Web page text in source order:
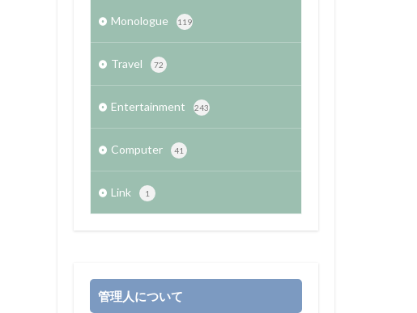
Monologue 119
Travel 72
Entertainment 243
Computer 41
Link 1
管理人について